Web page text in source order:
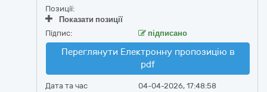
Позиції:
Показати позиції
Підпис:
підписано
Переглянути Електронну пропозицію в
pdf
Дата та час
04-04-2026, 17:48:58